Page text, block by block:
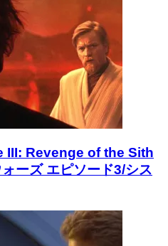
III: Revenge of the Sith
ーズ エピソード3/シス